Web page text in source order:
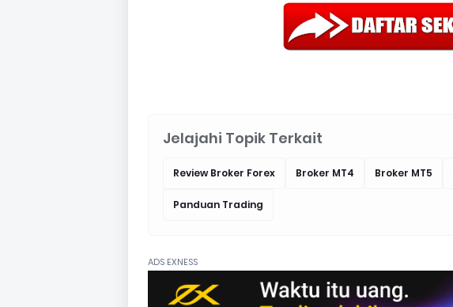
Jelajahi Topik Terkait
Review Broker Forex Broker MT4 Broker MT5
Panduan Trading
ADS EXNESS